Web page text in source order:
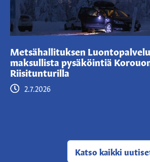
2.7.2026
Metsähallituksen
maksullista pysäköintiä
Riisitunturilla
Katso kaikki